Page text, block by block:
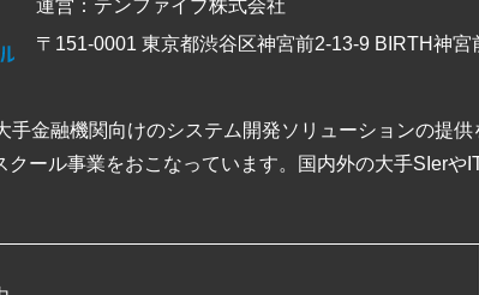
運営：テンファイブ株式会社
〒151-0001 東京都渋谷区神宮前2-13-9 BIRTH神宮
手金融機関向けのシステム開発ソリューションの提
クール事業をおこなっています。国内外の大手SIer